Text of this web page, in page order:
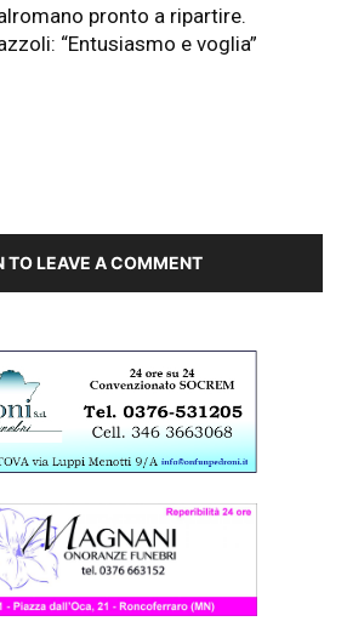
pronto a ripartire.
“Entusiasmo e voglia”
TO LEAVE A COMMENT